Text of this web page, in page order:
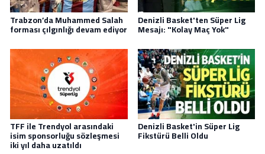
Trabzon’da Muhammed Salah
forması çılgınlığı devam ediyor
Denizli Basket'ten Süper Lig
Mesajı: "Kolay Maç Yok"
TFF ile Trendyol arasındaki
isim sponsorluğu sözleşmesi
iki yıl daha uzatıldı
Denizli Basket'in Süper Lig
Fikstürü Belli Oldu